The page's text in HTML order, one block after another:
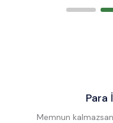
Para
Memnun